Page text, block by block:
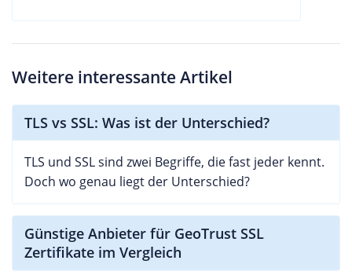
Weitere interessante Artikel
TLS vs SSL: Was ist der Unterschied?
TLS und SSL sind zwei Begriffe, die fast jeder kennt.
Doch wo genau liegt der Unterschied?
Günstige Anbieter für GeoTrust SSL
Zertifikate im Vergleich